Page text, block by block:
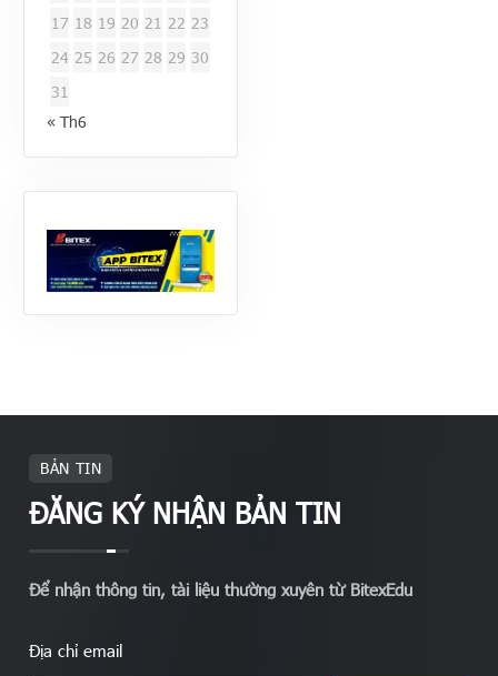
17 18 19 20 21 22 23
24 25 26 27 28 29 30
31
« Th6
BẢN TIN
ĐĂNG KÝ NHẬN BẢN TIN
Để nhận thông tin, tài liệu thường xuyên từ BitexEdu
Địa chỉ email